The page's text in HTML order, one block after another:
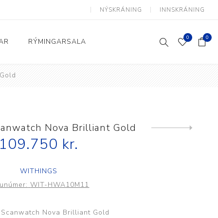
NÝSKRÁNING INNSKRÁNING
Eldhús
Lyftihægindastólar
Stólar og vinnuvernd
Svefnherbergi
RÝMINGARSALA 0 0
Nova Brilliant Gold
109.750 kr.
WITHINGS
WIT-HWA10M11
Nova Brilliant Gold